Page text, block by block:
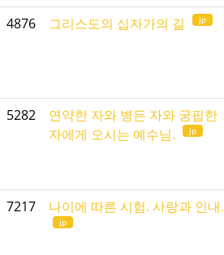
4876 그리스도의 십자가의 길 jp
5282
연약한 자와 병든 자와 궁핍한
자에게 오시는 예수님.
jp
7217 나이에 따른 시험. 사랑과 인내.
jp